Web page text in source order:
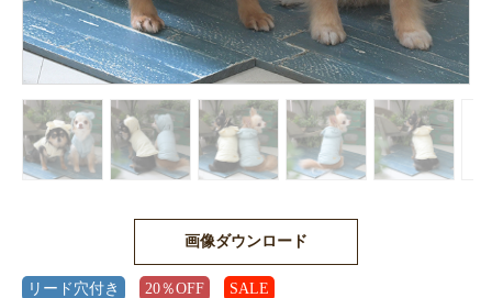
画像ダウンロード
リード穴付き 20％OFF SALE